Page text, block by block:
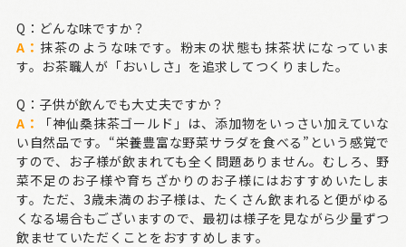
Q：どんな味ですか？
A： 抹茶のような味です。粉末の状態も抹茶状になっていま
す。お茶職人が「おいしさ」を追求してつくりました。
Q：子供が飲んでも大丈夫ですか？
A：
「神仙桑抹茶ゴールド」は、添加物をいっさい加えていな
い自然品です。“栄養豊富な野菜サラダを食べる”という感覚で
すので、お子様が飲まれても全く問題ありません。むしろ、野
菜不足のお子様や育ちざかりのお子様にはおすすめいたしま
す。ただ、3歳未満のお子様は、たくさん飲まれると便がゆる
くなる場合もございますので、最初は様子を見ながら少量ずつ
飲ませていただくことをおすすめします。